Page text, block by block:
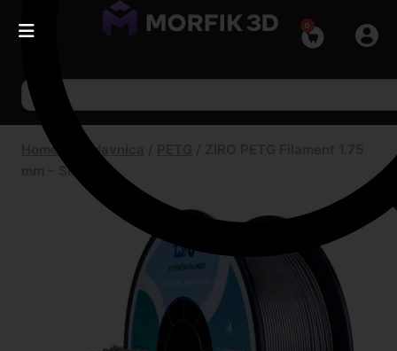
0
Home Prodavnica
mm – Silver